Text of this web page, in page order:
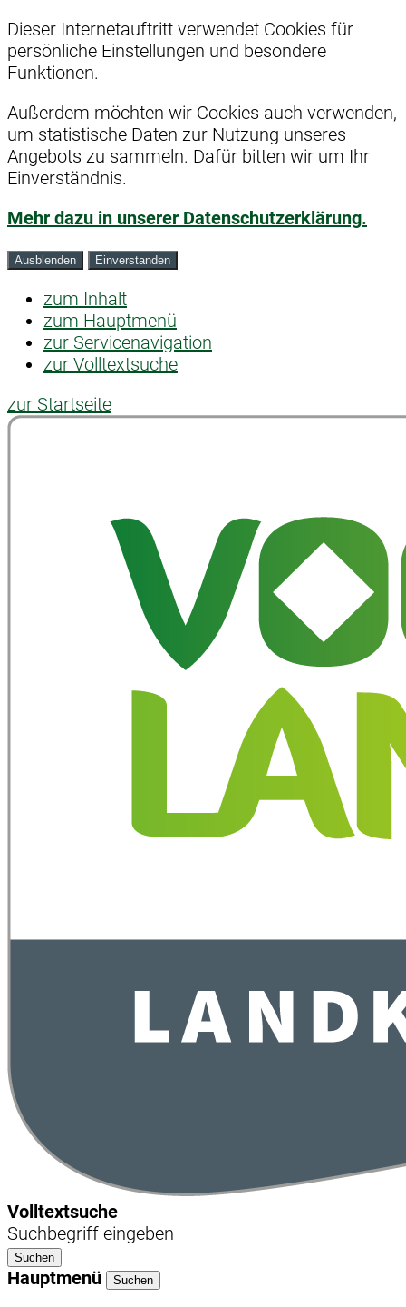
Dieser Internetauftritt verwendet Cookies für
persönliche Einstellungen und besondere
Funktionen.
Außerdem möchten wir Cookies auch verwenden,
um statistische Daten zur Nutzung unseres
Angebots zu sammeln. Dafür bitten wir um Ihr
Einverständnis.
Mehr dazu in unserer Datenschutzerklärung.
Ausblenden Einverstanden
zum Inhalt
zum Hauptmenü
zur Servicenavigation
zur Volltextsuche
zur Startseite
Volltextsuche
Suchbegriff eingeben
Suchen
Hauptmenü Suchen